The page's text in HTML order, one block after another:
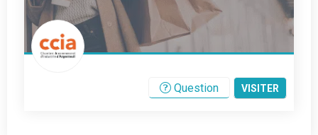
u
5
Question VISITER